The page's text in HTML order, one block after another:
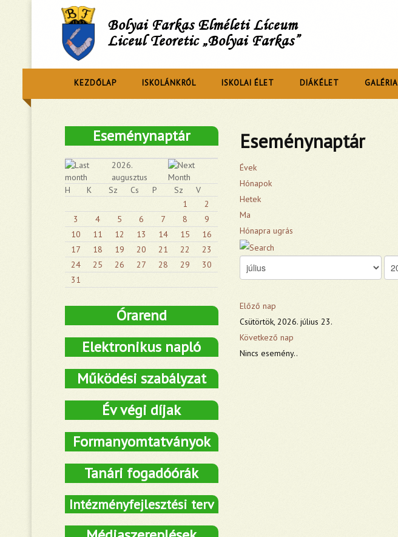
Bolyai Farkas Elméleti Líceum
Liceul Teoretic „Bolyai Farkas”
KEZDŐLAP ISKOLÁNKRÓL ISKOLAI ÉLET DIÁKÉLET GALÉRIA
Eseménynaptár
Évek
Hónapok
Hetek
Ma
Hónapra ugrás
Előző nap
Csütörtök, 2026. július 23.
Következő nap
Nincs esemény..
Eseménynaptár
2026.
augusztus
H
K Sz Cs P Sz
V
1
2
3
4 5 6 7 8
9
10
11 12 13 14 15
16
17
18 19 20 21 22
23
24
25 26 27 28 29
30
31
Órarend
Elektronikus napló
Működési szabályzat
Év végi díjak
Formanyomtatványok
Tanári fogadóórák
Intézményfejlesztési terv